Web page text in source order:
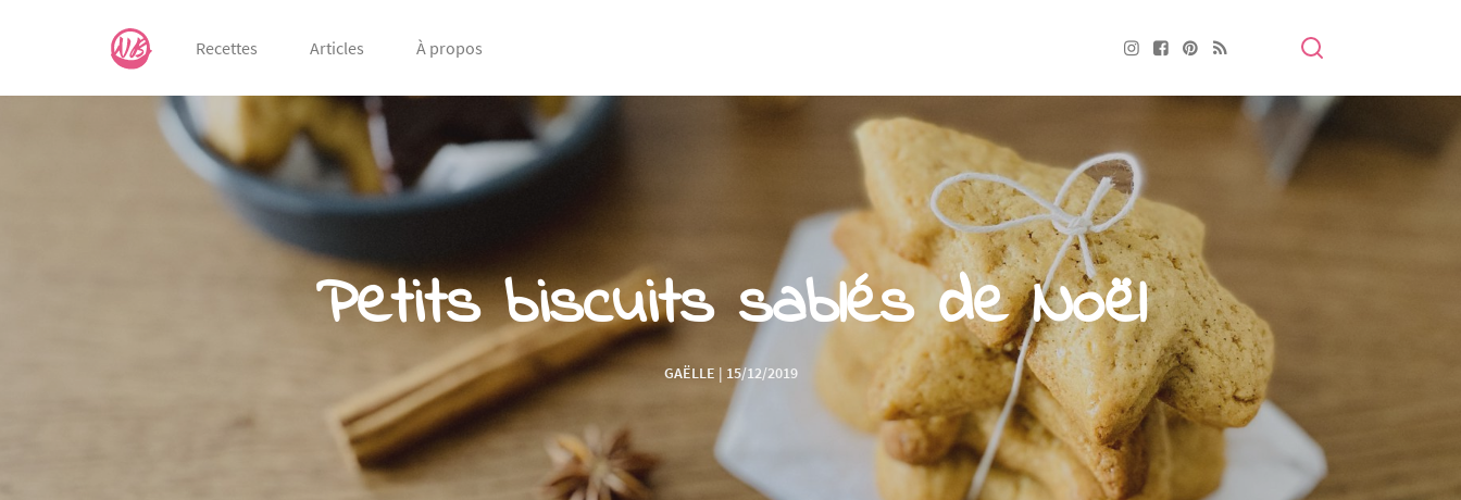
Recettes Articles À propos
Petits biscuits sablés de Noël
GAËLLE | 15/12/2019